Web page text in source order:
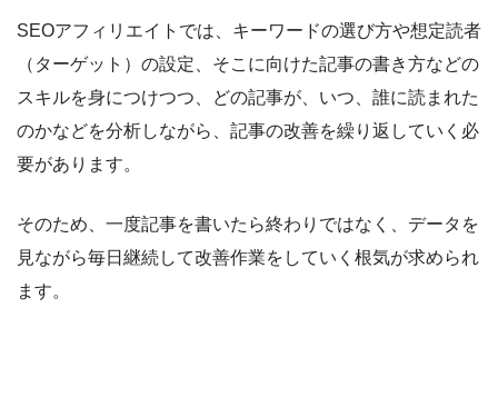
SEOアフィリエイトでは、キーワードの選び方や想定読者
（ターゲット）の設定、そこに向けた記事の書き方などの
スキルを身につけつつ、どの記事が、いつ、誰に読まれた
のかなどを分析しながら、記事の改善を繰り返していく必
要があります。
そのため、一度記事を書いたら終わりではなく、データを
見ながら毎日継続して改善作業をしていく根気が求められ
ます。